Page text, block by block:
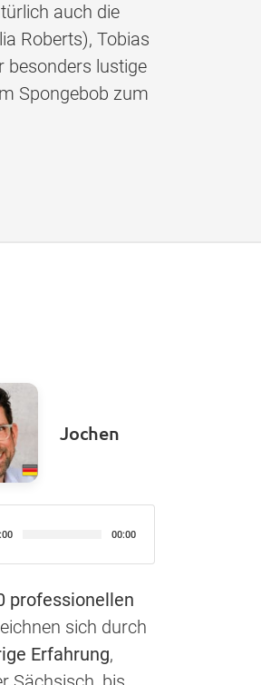
auch die
Roberts), Tobias
besonders lustige
Spongebob zum
Jochen
00:00
professionellen
sich durch
Erfahrung,